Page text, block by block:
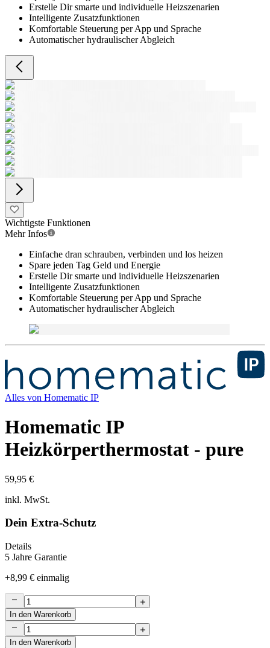
Erstelle Dir smarte und individuelle Heizszenarien
Intelligente Zusatzfunktionen
Komfortable Steuerung per App und Sprache
Automatischer hydraulischer Abgleich
Wichtigste Funktionen
Mehr Infos
Einfache dran schrauben, verbinden und los heizen
Spare jeden Tag Geld und Energie
Erstelle Dir smarte und individuelle Heizszenarien
Intelligente Zusatzfunktionen
Komfortable Steuerung per App und Sprache
Automatischer hydraulischer Abgleich
Alles von Homematic IP
Homematic IP
Heizkörperthermostat - pure
59,95 €
inkl. MwSt.
Dein Extra-Schutz
Details
5 Jahre Garantie
+8,99 € einmalig
In den Warenkorb
In den Warenkorb